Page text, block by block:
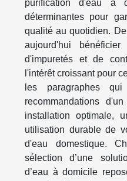
purification d'eau à
déterminantes pour
qualité au quotidien.
aujourd'hui
d'impuretés et de
l'intérêt croissant pour
les paragraphes
recommandations
installation optimale,
utilisation durable de
d'eau domestique.
sélection d’une
d’eau à domicile